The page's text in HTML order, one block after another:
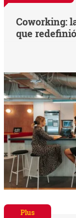
Coworking:
que
Plus